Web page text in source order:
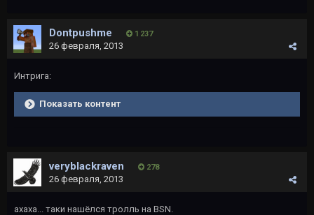
Dontpushme 1 237
26 февраля, 2013
Интрига:
Показать контент
veryblackraven 278
26 февраля, 2013
ахаха... таки нашёлся тролль на BSN.